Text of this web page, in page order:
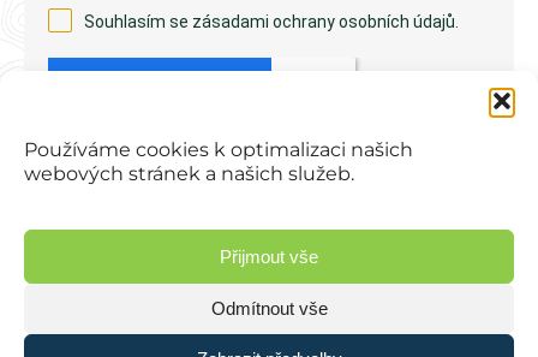
Používáme cookies k optimalizaci našich
webových stránek a našich služeb.
Přijmout vše
Odmítnout vše
Souhlasím se zásadami ochrany osobních údajů
Poslat zprávu